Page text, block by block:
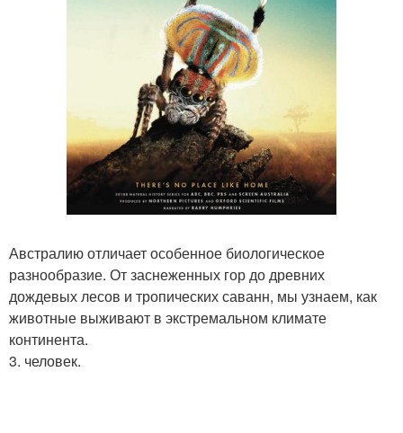
Австралию отличает особенное биологическое
разнообразие. От заснеженных гор до древних
дождевых лесов и тропических саванн, мы узнаем, как
животные выживают в экстремальном климате
континента.
3. человек.